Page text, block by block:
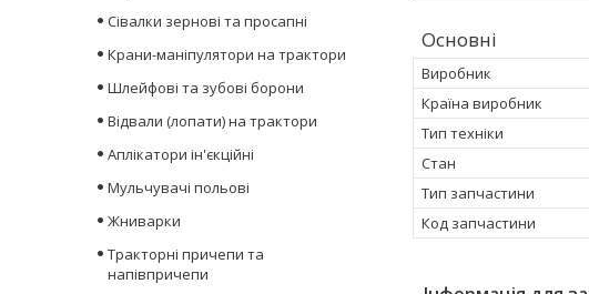
Основні
Виробник
Країна виробник
Тип техніки
Стан
Тип запчастини
Код запчастини
Сівалки зернові та просапні
Крани-маніпулятори на трактори
Шлейфові та зубові борони
Відвали (лопати) на трактори
Аплікатори ін'єкційні
Мульчувачі польові
Жниварки
Тракторні причепи та
напівпричепи